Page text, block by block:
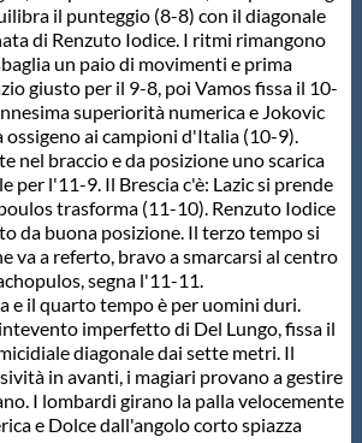
il punteggio (8-8) con il diagonale
di Renzuto Iodice. I ritmi rimangono
un paio di movimenti e prima
giusto per il 9-8, poi Vamos fissa il 10-
superiorità numerica e Jokovic
ossigeno ai campioni d'Italia (10-9).
nel braccio e da posizione uno scarica
per l'11-9. Il Brescia c'è: Lazic si prende
trasforma (11-10). Renzuto Iodice
da buona posizione. Il terzo tempo si
va a referto, bravo a smarcarsi al centro
segna l'11-11.
e il quarto tempo è per uomini duri.
imperfetto di Del Lungo, fissa il
diagonale dai sette metri. Il
in avanti, i magiari provano a gestire
I lombardi girano la palla velocemente
e Dolce dall'angolo corto spiazza